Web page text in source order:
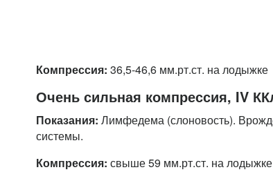
Компрессия: 36,5-46,6 мм.рт.ст. на лодыжке
Очень сильная компрессия, IV
Показания: Лимфедема (слоновость).
системы.
Компрессия: свыше 59 мм.рт.ст. на лодыжке